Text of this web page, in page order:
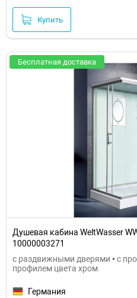
Купить
Бесплатная доставка
Душевая кабина WeltWasser
10000003271
с раздвижными дверями • с
профилем цвета хром
Германия